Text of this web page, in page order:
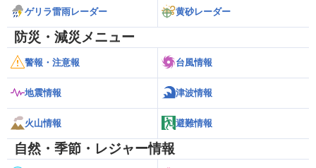
ゲリラ雷雨レーダー 黄砂レーダー
防災・減災メニュー
警報・注意報 台風情報
地震情報 津波情報
火山情報 避難情報
自然・季節・レジャー情報